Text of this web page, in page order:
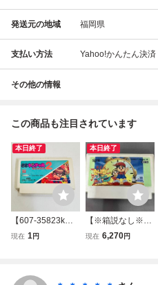
発送元の地域 福岡県
支払い方法 Yahoo!かんたん決済
その他の情報
この商品も注目されています
本日終了
【607-35823k】F
C ファミコン
現在 1円
本日終了
【※箱説なし※】
たいむゾーン
現在 6,270円